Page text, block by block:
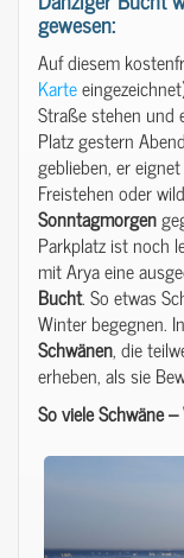
gewesen:
Auf diesem
Karte
Straße stehen und
Platz gestern
geblieben, er
Freistehen oder
Sonntagmorgen
Parkplatz ist noch
mit Arya eine
Bucht. So etwas
Winter begegnen.
Schwänen, die
erheben, als sie
So viele Schwäne